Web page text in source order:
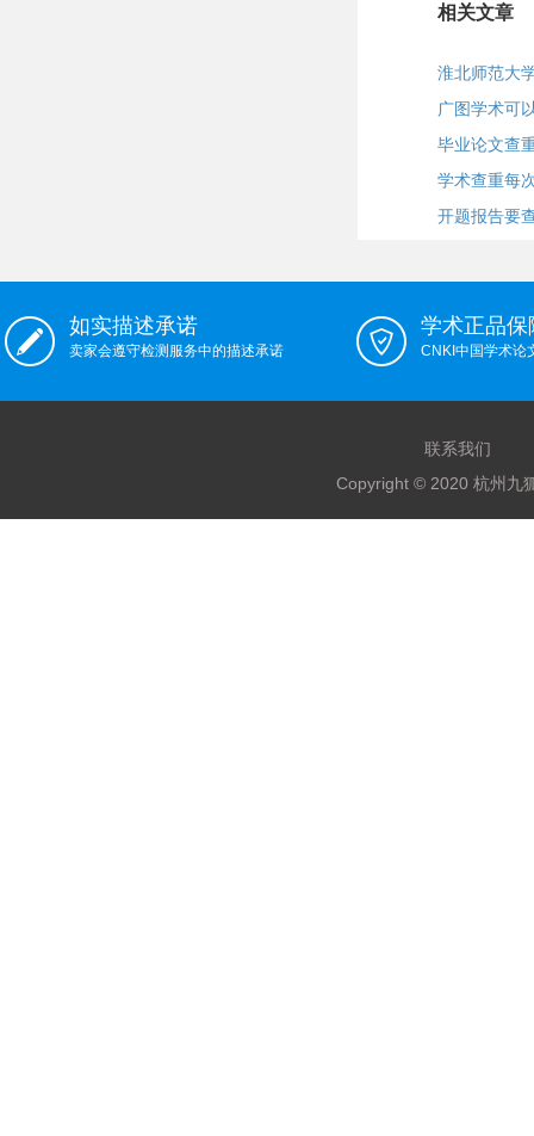
相关文章
淮北师范大
广图学术可
毕业论文查
学术查重每
开题报告要
如实描述承诺
卖家会遵守检测服务中的描述承诺
学术正品保
CNKI中国学术论
联系我们
Copyright © 2020 杭州九